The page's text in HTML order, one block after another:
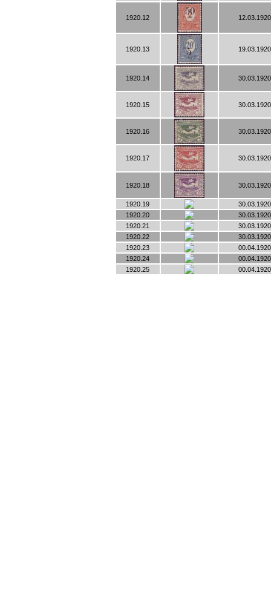
1920.12
1920.13
1920.14
1920.15
1920.16
1920.17
1920.18
1920.19
1920.20
1920.21
1920.22
1920.23
1920.24
1920.25